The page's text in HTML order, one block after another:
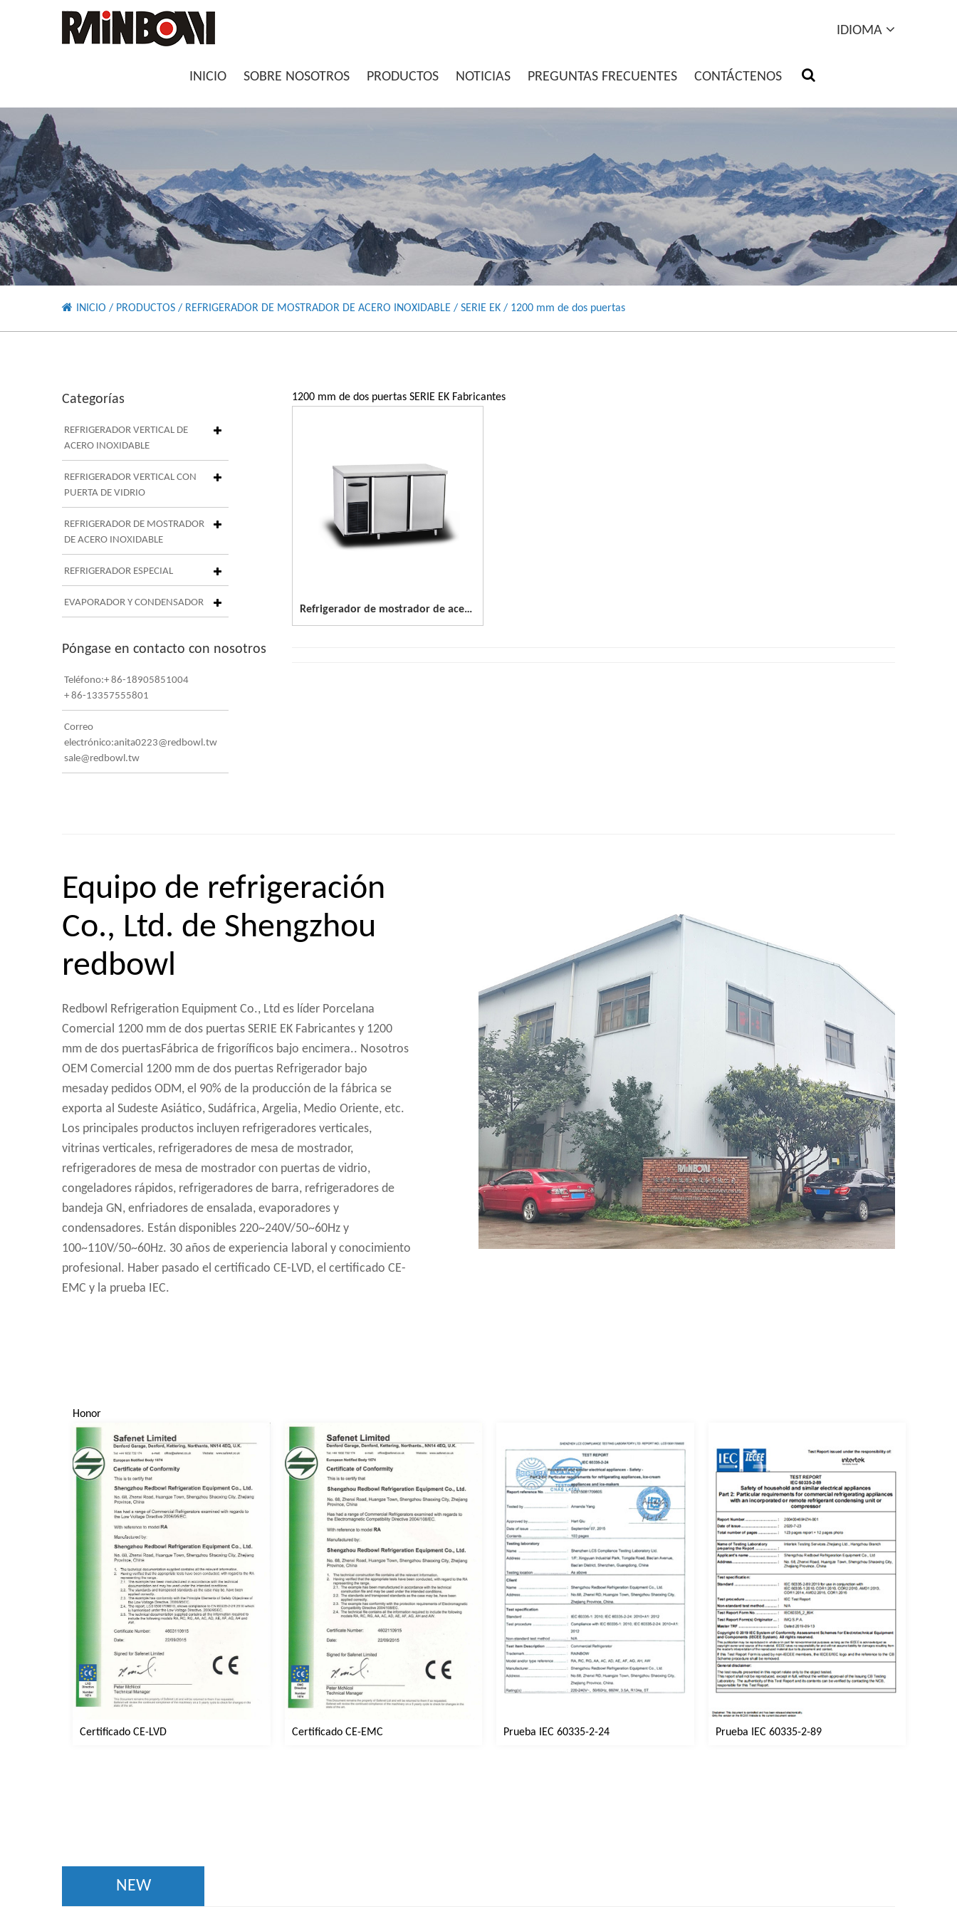
IDIOMA
INICIO SOBRE NOSOTROS PRODUCTOS NOTICIAS PREGUNTAS FRECUENTES CONTÁCTENOS
INICIO / PRODUCTOS / REFRIGERADOR DE MOSTRADOR DE ACERO INOXIDABLE / SERIE EK / 1200 mm de dos puertas
Categorías
REFRIGERADOR VERTICAL DE
ACERO INOXIDABLE
REFRIGERADOR VERTICAL CON
PUERTA DE VIDRIO
REFRIGERADOR DE MOSTRADOR
DE ACERO INOXIDABLE
REFRIGERADOR ESPECIAL
EVAPORADOR Y CONDENSADOR
Póngase en contacto con nosotros
Teléfono:+ 86-18905851004
+ 86-13357555801
Correo
electrónico:anita0223@redbowl.tw
sale@redbowl.tw
1200 mm de dos puertas SERIE EK Fabricantes
Refrigerador de mostrador de acero inoxidable de 2 puertas
Equipo de refrigeración
Co., Ltd. de Shengzhou
redbowl
Redbowl Refrigeration Equipment Co., Ltd es líder Porcelana
Comercial 1200 mm de dos puertas SERIE EK Fabricantes y 1200
mm de dos puertasFábrica de frigoríficos bajo encimera.. Nosotros
OEM Comercial 1200 mm de dos puertas Refrigerador bajo
mesaday pedidos ODM, el 90% de la producción de la fábrica se
exporta al Sudeste Asiático, Sudáfrica, Argelia, Medio Oriente, etc.
Los principales productos incluyen refrigeradores verticales,
vitrinas verticales, refrigeradores de mesa de mostrador,
refrigeradores de mesa de mostrador con puertas de vidrio,
congeladores rápidos, refrigeradores de barra, refrigeradores de
bandeja GN, enfriadores de ensalada, evaporadores y
condensadores. Están disponibles 220~240V/50~60Hz y
100~110V/50~60Hz. 30 años de experiencia laboral y conocimiento
profesional. Haber pasado el certificado CE-LVD, el certificado CE-
EMC y la prueba IEC.
Honor
Certificado CE-LVD Certificado CE-EMC Prueba IEC 60335-2-24 Prueba IEC 60335-2-89
NEW